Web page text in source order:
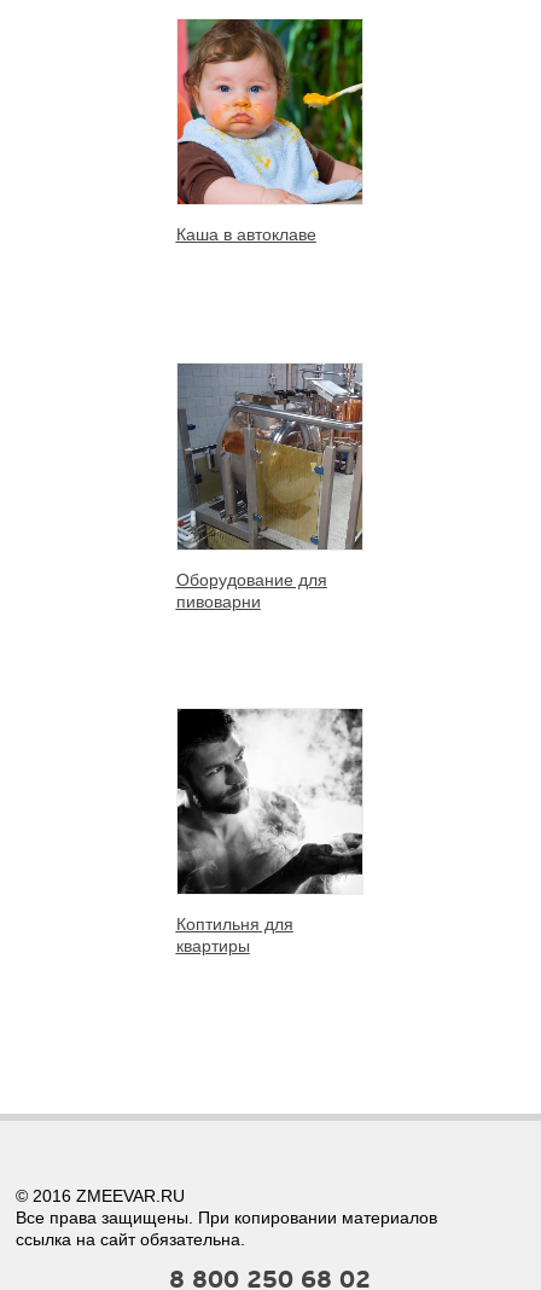
Каша в автоклаве
Оборудование для
пивоварни
Коптильня для
квартиры
© 2016 ZMEEVAR.RU
Все права защищены. При копировании материалов
ссылка на сайт обязательна.
8 800 250 68 02